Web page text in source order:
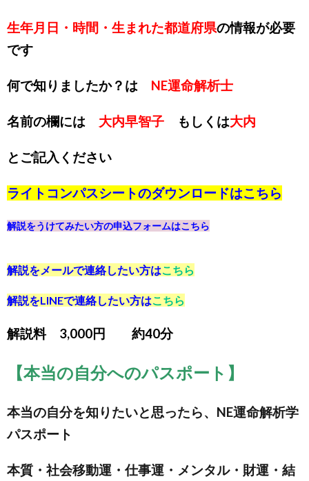
生年月日・時間・生まれた都道府県の情報が必要
です
何で知りましたか？は NE運命解析士
名前の欄には 大内早智子 もしくは大内
とご記入ください
ライトコンパスシートのダウンロードはこちら
解説をうけてみたい方の申込フォームはこちら
解説をメールで連絡したい方はこちら
解説をLINEで連絡したい方はこちら
解説料 3,000円 約40分
【本当の自分へのパスポート】
本当の自分を知りたいと思ったら、NE運命解析学
パスポート
本質・社会移動運・仕事運・メンタル・財運・結